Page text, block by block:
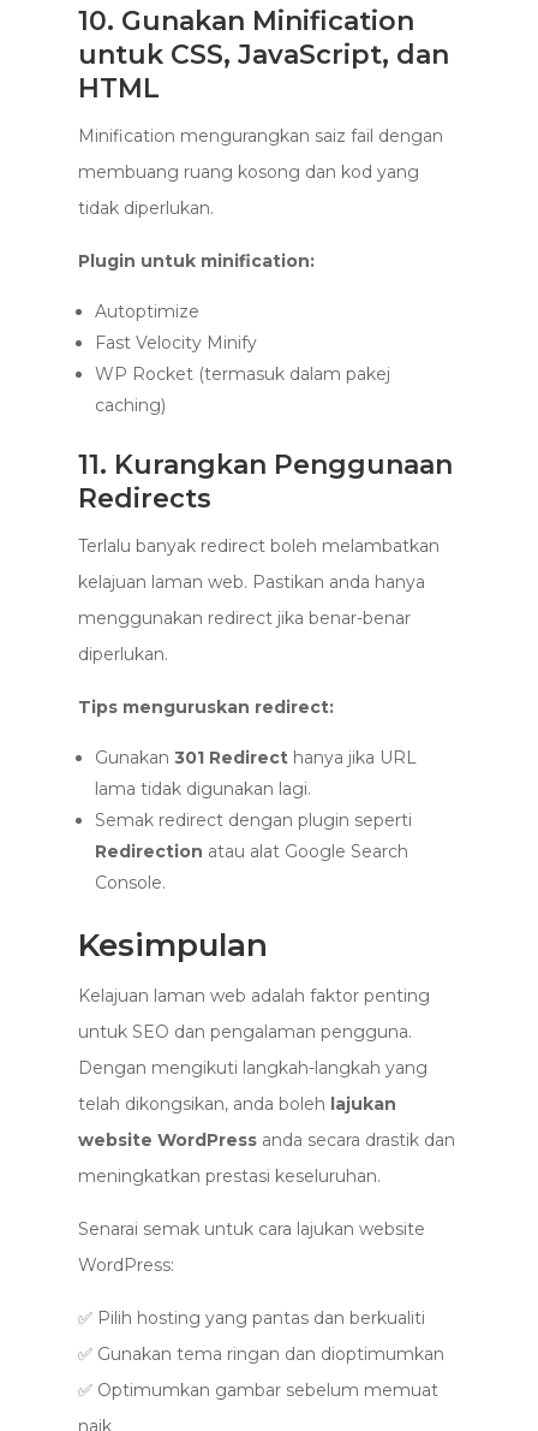
10. Gunakan Minification
untuk CSS, JavaScript, dan
HTML
Minification mengurangkan saiz fail dengan
membuang ruang kosong dan kod yang
tidak diperlukan.
Plugin untuk minification:
Autoptimize
Fast Velocity Minify
WP Rocket (termasuk dalam pakej
caching)
11. Kurangkan Penggunaan
Redirects
Terlalu banyak redirect boleh melambatkan
kelajuan laman web. Pastikan anda hanya
menggunakan redirect jika benar-benar
diperlukan.
Tips menguruskan redirect:
Gunakan 301 Redirecthanya jika URL
lama tidak digunakan lagi.
Semak redirect dengan plugin seperti
Redirection atau alat Google Search
Console.
Kesimpulan
Kelajuan laman web adalah faktor penting
untuk SEO dan pengalaman pengguna.
Dengan mengikuti langkah-langkah yang
telah dikongsikan, anda boleh lajukan
website WordPressanda secara drastik dan
meningkatkan prestasi keseluruhan.
Senarai semak untuk cara lajukan website
WordPress:
✅ Pilih hosting yang pantas dan berkualiti
✅ Gunakan tema ringan dan dioptimumkan
✅ Optimumkan gambar sebelum memuat
naik